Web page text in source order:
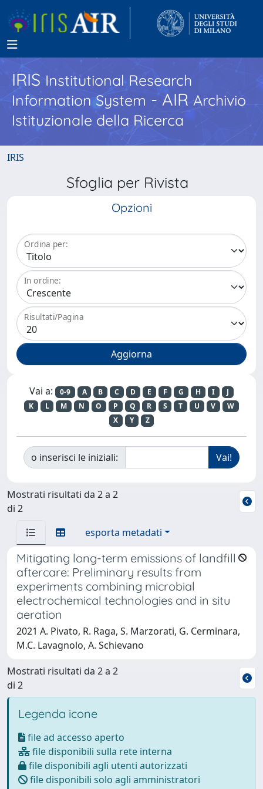
IRISInstitutional Research
Information System - AIR Archivio
Istituzionale della Ricerca
IRIS
Sfoglia per Rivista
Opzioni
Ordina per:
In ordine:
Risultati/Pagina
Vai a: 0-9 A B C D E F G H I
J
K
L M N O P Q R S T U V
W
X
Y Z
o inserisci le iniziali:
Mostrati risultati da 2 a 2
di 2
esporta metadati
Mitigating long-term emissions of landfill
aftercare: Preliminary results from
experiments combining microbial
electrochemical technologies and in situ
aeration
2021 A. Pivato, R. Raga, S. Marzorati, G. Cerminara,
M.C. Lavagnolo, A. Schievano
Mostrati risultati da 2 a 2
di 2
Legenda icone
file ad accesso aperto
file disponibili sulla rete interna
file disponibili agli utenti autorizzati
file disponibili solo agli amministratori